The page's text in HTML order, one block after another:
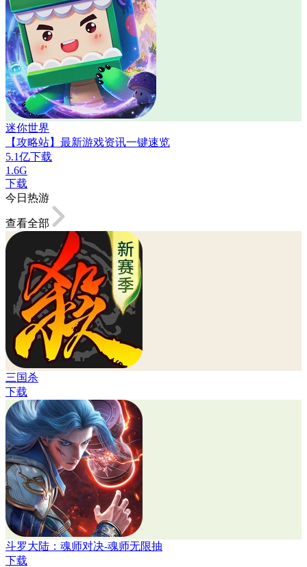
迷你世界
【攻略站】最新游戏资讯一键速览
5.1亿下载
1.6G
下载
今日热游
查看全部
三国杀
下载
斗罗大陆：魂师对决-魂师无限抽
下载